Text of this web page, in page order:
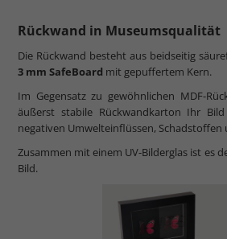
Rückwand in Museumsqualität
Die Rückwand besteht aus beidseitig
3 mm SafeBoard mit gepuffertem Kern.
Im Gegensatz zu gewöhnlichen MDF-
äußerst stabile Rückwandkarton Ihr
negativen Umwelteinflüssen, Schadstoffen
Zusammen mit einem UV-Bilderglas ist es
Bild.